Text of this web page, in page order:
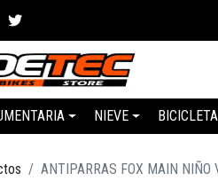
NIEVE
ANTIPARRAS FOX MAIN NIÑO